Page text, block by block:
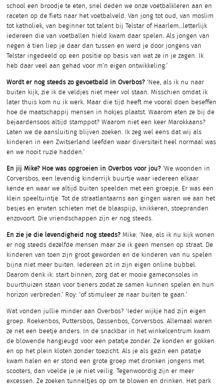
school een broodje te eten, snel deden we onze voetbalkleren aan en
raceten op de fiets naar het voetbalveld. Van jong tot oud, van moslim
tot katholiek, van beginner tot talent bij Telstar of Haarlem…letterlijk
iedereen die van voetballen hield kwam daar spelen. Als jongen van
negen à tien liep je daar dan tussen en werd je door jongens van
Telstar ingedeeld op een positie op basis van wat ze in je zagen. Ik
heb daar veel aan gehad voor m’n eigen ontwikkeling.’
Wordt er nog steeds zo gevoetbald in Overbos? ‘Nee, als ik nu naar
buiten kijk, zie ik de veldjes niet meer vol staan. Misschien omdat ik
later thuis kom nu ik werk. Maar die tijd heeft me vooral doen beseffen
hoe de maatschappij mensen in hokjes plaatst. Waarom eten ze bij de
bejaardensoos altijd stamppot? Waarom niet een keer Marokkaans?
Laten we de aansluiting blijven zoeken. Ik zeg wel eens dat wij als
kinderen in een Zwitserland leefden waar diversiteit heel normaal was
en we nooit ruzie hadden.’
En jij Mike? Hoe was opgroeien in Overbos voor jou? ‘We woonden in
Corversbos, een levendig kinderrijk buurtje waar iedereen elkaar
kende en waar we altijd buiten speelden met een groepje. Er was een
klein speeltuintje. Tot de straatlantaarns aan gingen waren we aan het
besjes en erwten schieten met de blaaspijp, knikkeren, stoepranden
enzovoort. Die vriendschappen zijn er nog steeds.
En zie je die levendigheid nog steeds? Mike: ‘Nee, als ik nu kijk wonen
er nog steeds dezelfde mensen maar zie ik geen mensen op straat. De
kinderen van toen zijn groot geworden en de kinderen van nu spelen
bijna niet meer buiten. Iedereen zit in zijn eigen online bubbel.
Daarom denk ik: start binnen, zorg dat er mooie gameconsoles in
buurthuizen staan voor tieners zodat ze samen kunnen spelen en hun
horizon verbreden.’ Roy: ‘of stimuleer ze naar buiten te gaan.’
Wat vonden jullie minder aan Overbos? 'Ieder wijkje had zijn eigen
groep. Roekenbos, Puttersbos, Dassenbos, Corversbos. Allemaal waren
ze net een beetje anders. In de snackbar in het winkelcentrum kwam
de blowende hangjeugd voor een patatje zonder. Ze konden er gokken
en op het plein kloten zonder toezicht. Als je als gezin een patatje
kwam halen en er stond een grote groep met dronken jongens met
scooters, dan voelde je je niet veilig. Tegenwoordig zijn er meer
excessen. Ze zoeken tunneltjes op om te blowen en drinken. Het park